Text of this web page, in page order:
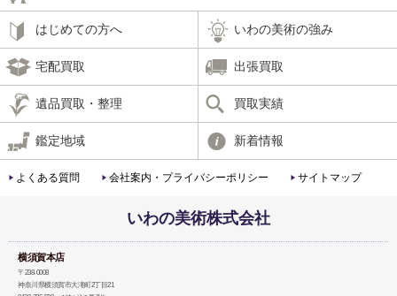
はじめての方へ いわの美術の強み
宅配買取 出張買取
遺品買取・整理 買取実績
鑑定地域 新着情報
よくある質問 会社案内・プライバシーポリシー サイトマップ
いわの美術株式会社
横須賀本店
〒238-0008
神奈川県横須賀市大滝町2丁目21